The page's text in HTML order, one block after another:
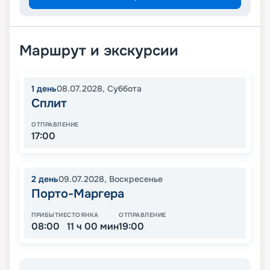
Маршрут и экскурсии
1 день08.07.2028, Суббота
Сплит
ОТПРАВЛЕНИЕ
17:00
2 день09.07.2028, Воскресенье
Порто-Маргера
ПРИБЫТИЕ
08:00
СТОЯНКА
11 ч 00 мин
ОТПРАВЛЕНИЕ
19:00